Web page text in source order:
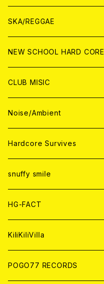
ANALOG
ANALOG
ANALOG
CD
CD
ANALOG
WORLD
CD
ANALOG
JAPAN
CD
ANALOG
WORLD
CD
ANALOG
SKA/REGGAE
JAPAN
CD
ANALOG
WORLD
CD
ANALOG
NEW SCHOOL HARD CORE
JAPAN
CD
ANALOG
WORLD
CD
ANALOG
CLUB MISIC
JAPAN
CD
ANALOG
WORLD
CD
ANALOG
Noise/Ambient
JAPAN
CD
ANALOG
WORLD
CD
ANALOG
Hardcore Survives
snuffy smile
HG-FACT
KiliKiliVilla
POGO77 RECORDS